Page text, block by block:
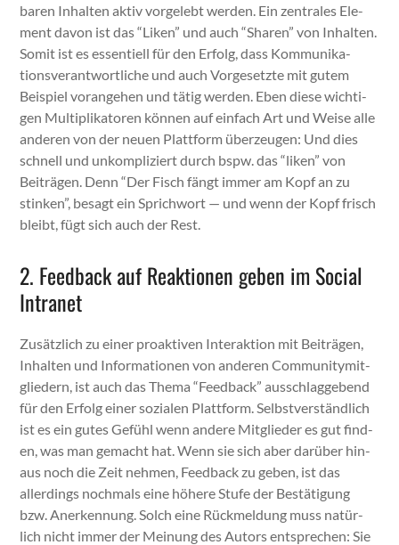
baren Inhal­ten aktiv vorgelebt wer­den. Ein zen­trales Ele­
ment davon ist das “Liken” und auch “Sharen” von Inhal­ten.
Somit ist es essen­tiell für den Erfolg, dass Kom­mu­nika­
tionsver­ant­wortliche und auch Vorge­set­zte mit gutem
Beispiel vor­ange­hen und tätig wer­den. Eben diese wichti­
gen Mul­ti­p­lika­toren kön­nen auf ein­fach Art und Weise alle
anderen von der neuen Plat­tform überzeu­gen: Und dies
schnell und unkom­pliziert durch bspw. das “liken” von
Beiträ­gen. Denn “Der Fisch fängt immer am Kopf an zu
stinken”, besagt ein Sprich­wort — und wenn der Kopf frisch
bleibt, fügt sich auch der Rest.
2. Feedback auf Reaktionen geben im Social
Intranet
Zusät­zlich zu ein­er proak­tiv­en Inter­ak­tion mit Beiträ­gen,
Inhal­ten und Infor­ma­tio­nen von anderen Com­mu­ni­tymit­
gliedern, ist auch das The­ma “Feed­back” auss­chlaggebend
für den Erfolg ein­er sozialen Plat­tform. Selb­stver­ständlich
ist es ein gutes Gefühl wenn andere Mit­glieder es gut find­
en, was man gemacht hat. Wenn sie sich aber darüber hin­
aus noch die Zeit nehmen, Feed­back zu geben, ist das
allerd­ings nochmals eine höhere Stufe der Bestä­ti­gung
bzw. Anerken­nung. Solch eine Rück­mel­dung muss natür­
lich nicht immer der Mei­n­ung des Autors entsprechen: Sie